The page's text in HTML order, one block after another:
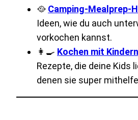
🥘 Camping-Mealprep-
Ideen, wie du auch
vorkochen kannst.
👩‍🍳 Kochen mit Kindern
Rezepte, die deine Kids
denen sie super